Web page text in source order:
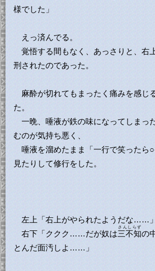
様でした」
えっ済んでる。
覚悟する間もなく、あっさりと、右
刑されたのであった。
麻酔が切れてもまったく痛みを感じ
た。
一晩、唾液が鉄の味になってしまっ
むのが気持ち悪く、
唾液を溜めたまま「一行で笑ったら
見たりして修行をした。
左上「右上がやられたようだな……」
右下「ククク……だが奴は三不知
さんしらず
の
とんだ面汚しよ……」